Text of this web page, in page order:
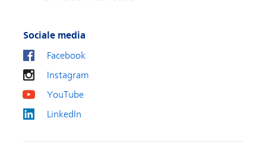
Sociale media
Facebook
Instagram
YouTube
LinkedIn